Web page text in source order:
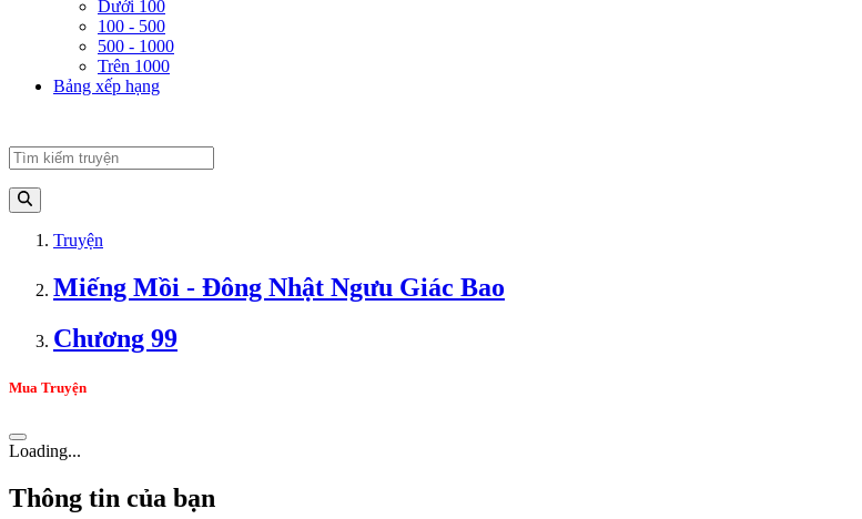
Dưới 100
100 - 500
500 - 1000
Trên 1000
Bảng xếp hạng
Truyện
Miếng Mồi - Đông Nhật Ngưu Giác Bao
Chương 99
Mua Truyện
Loading...
Thông tin của bạn